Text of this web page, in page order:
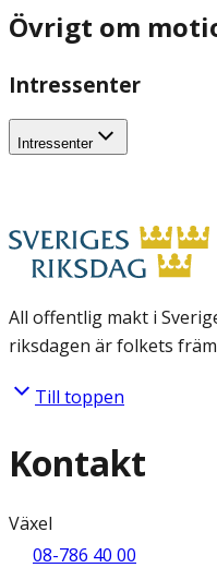
Övrigt om
Intressenter
Intressenter
All offentlig makt i
riksdagen är folkets
Till toppen
Kontakt
Växel
08-786 40 00